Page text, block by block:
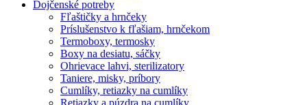
Dojčenské potreby
Fľaštičky a hrnčeky
Príslušenstvo k fľašiam, hrnčekom
Termoboxy, termosky
Boxy na desiatu, sáčky
Ohrievace lahvi, sterilizatory
Taniere, misky, príbory
Cumlíky, retiazky na cumlíky
Retiazky a púzdra na cumlíky